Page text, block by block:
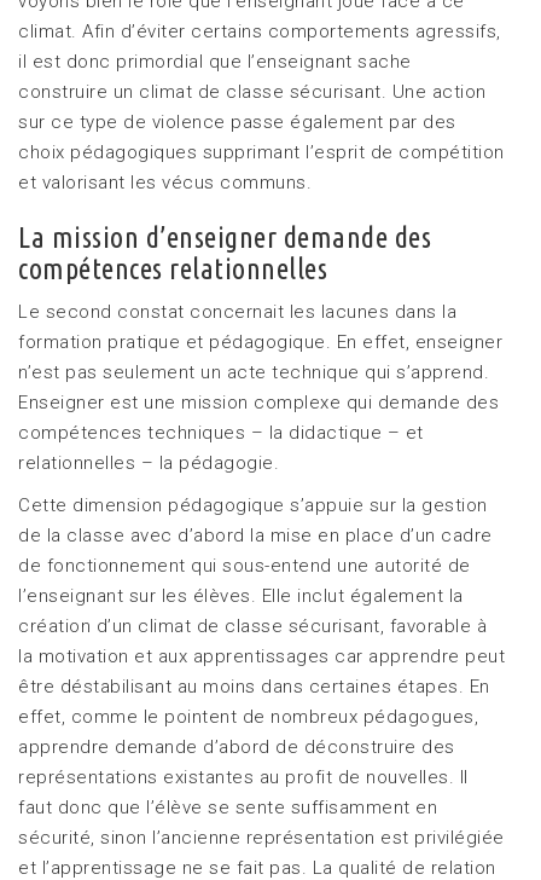
climat. Afin d’éviter certains comportements agressifs,
il est donc primordial que l’enseignant sache
construire un climat de classe sécurisant. Une action
sur ce type de violence passe également par des
choix pédagogiques supprimant l’esprit de compétition
et valorisant les vécus communs.
La mission d’enseigner demande des
compétences relationnelles
Le second constat concernait les lacunes dans la
formation pratique et pédagogique. En effet, enseigner
n’est pas seulement un acte technique qui s’apprend.
Enseigner est une mission complexe qui demande des
compétences techniques – la didactique – et
relationnelles – la pédagogie.
Cette dimension pédagogique s’appuie sur la gestion
de la classe avec d’abord la mise en place d’un cadre
de fonctionnement qui sous-entend une autorité de
l’enseignant sur les élèves. Elle inclut également la
création d’un climat de classe sécurisant, favorable à
la motivation et aux apprentissages car apprendre peut
être déstabilisant au moins dans certaines étapes. En
effet, comme le pointent de nombreux pédagogues,
apprendre demande d’abord de déconstruire des
représentations existantes au profit de nouvelles. Il
faut donc que l’élève se sente suffisamment en
sécurité, sinon l’ancienne représentation est privilégiée
et l’apprentissage ne se fait pas. La qualité de relation